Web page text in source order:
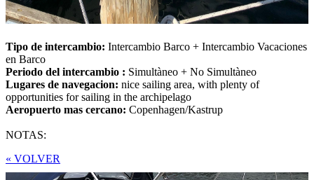
Tipo de intercambio: Intercambio Barco + Intercambio Vacaciones
en Barco
Periodo del intercambio : Simultàneo + No Simultàneo
Lugares de navegacion: nice sailing area, with plenty of
opportunities for sailing in the archipelago
Aeropuerto mas cercano: Copenhagen/Kastrup
NOTAS:
« VOLVER